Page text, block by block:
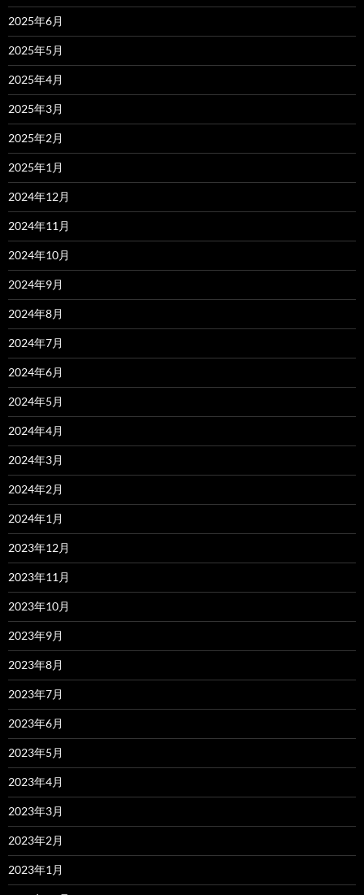
2025年6月
2025年5月
2025年4月
2025年3月
2025年2月
2025年1月
2024年12月
2024年11月
2024年10月
2024年9月
2024年8月
2024年7月
2024年6月
2024年5月
2024年4月
2024年3月
2024年2月
2024年1月
2023年12月
2023年11月
2023年10月
2023年9月
2023年8月
2023年7月
2023年6月
2023年5月
2023年4月
2023年3月
2023年2月
2023年1月